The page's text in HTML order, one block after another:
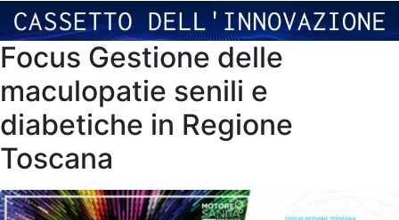
Home
Chi siamo
Eventi
Archivio
Contatti
Focus Gestione delle
maculopatie senili e
diabetiche in Regione
Toscana